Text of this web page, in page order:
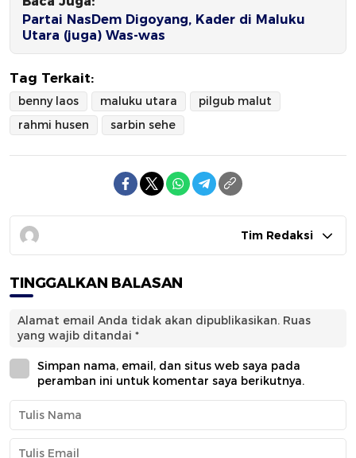
Partai NasDem Digoyang, Kader di Maluku
Utara (juga) Was-was
Tag Terkait:
benny laos maluku utara
pilgub malut
rahmi husen
sarbin sehe
Tim Redaksi
TINGGALKAN BALASAN
Alamat email Anda tidak akan dipublikasikan. Ruas
yang wajib ditandai *
Simpan nama, email, dan situs web saya pada
peramban ini untuk komentar saya berikutnya.